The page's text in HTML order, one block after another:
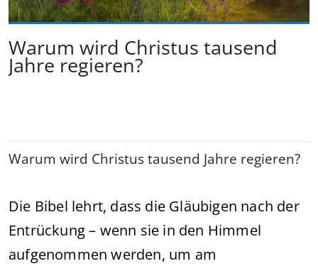
Warum wird Christus tausend
Jahre regieren?
Warum wird Christus tausend Jahre regieren?
Die Bibel lehrt, dass die Gläubigen nach der
Entrückung – wenn sie in den Himmel
aufgenommen werden, um am